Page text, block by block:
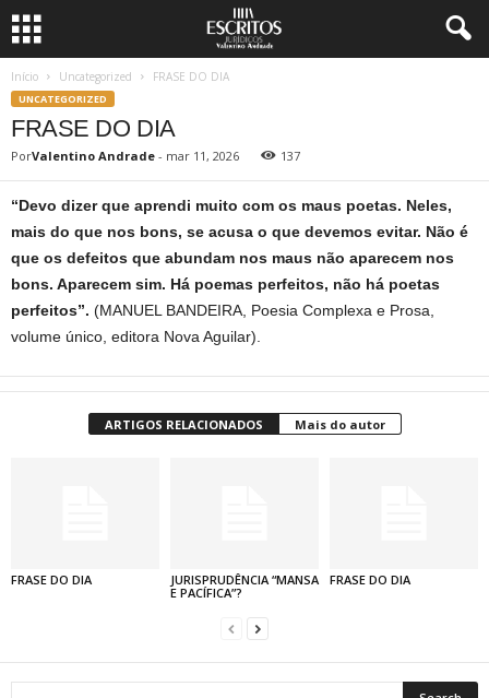
Início Uncategorized FRASE DO DIA
UNCATEGORIZED
FRASE DO DIA
PorValentino Andrade - mar 11, 2026 137
“Devo dizer que aprendi muito com os maus poetas. Neles,
mais do que nos bons, se acusa o que devemos evitar. Não é
que os defeitos que abundam nos maus não aparecem nos
bons. Aparecem sim. Há poemas perfeitos, não há poetas
perfeitos”. (MANUEL BANDEIRA, Poesia Complexa e Prosa,
volume único, editora Nova Aguilar).
ARTIGOS RELACIONADOS Mais do autor
FRASE DO DIA
JURISPRUDÊNCIA “MANSA
E PACÍFICA”?
FRASE DO DIA